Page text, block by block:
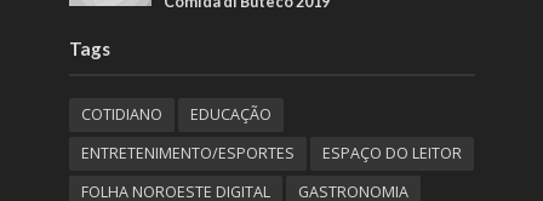
Tags
COTIDIANO
EDUCAÇÃO
ENTRETENIMENTO/ESPORTES
ESPAÇO DO LEITOR
FOLHA NOROESTE DIGITAL
GASTRONOMIA